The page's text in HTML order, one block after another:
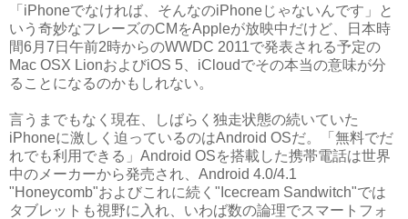
「iPhoneでなければ、そんなのiPhoneじゃないんです」と
いう奇妙なフレーズのCMをAppleが放映中だけど、日本時
間6月7日午前2時からのWWDC 2011で発表される予定の
Mac OSX LionおよびiOS 5、iCloudでその本当の意味が分
ることになるのかもしれない。
言うまでもなく現在、しばらく独走状態の続いていた
iPhoneに激しく迫っているのはAndroid OSだ。「無料でだ
れでも利用できる」Android OSを搭載した携帯電話は世界
中のメーカーから発売され、Android 4.0/4.1
"Honeycomb"およびこれに続く"Icecream Sandwitch"では
タブレットも視野に入れ、いわば数の論理でスマートフォ